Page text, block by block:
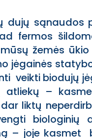
dujų sąnaudos
fermos
žemės
jėgainės
veikti biodujų
atliekų –
dar liktų
biologinių
– joje kasmet